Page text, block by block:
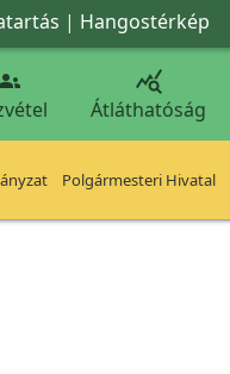
| Hangostérkép

Átláthatóság
Polgármesteri Hivatal